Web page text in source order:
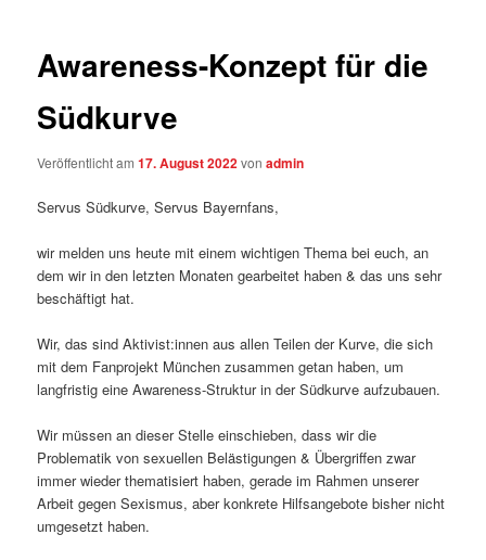
Awareness-Konzept für die
Südkurve
Veröffentlicht am17. August 2022vonadmin
Servus Südkurve, Servus Bayernfans,
wir melden uns heute mit einem wichtigen Thema bei euch, an
dem wir in den letzten Monaten gearbeitet haben & das uns sehr
beschäftigt hat.
Wir, das sind Aktivist:innen aus allen Teilen der Kurve, die sich
mit dem Fanprojekt München zusammen getan haben, um
langfristig eine Awareness-Struktur in der Südkurve aufzubauen.
Wir müssen an dieser Stelle einschieben, dass wir die
Problematik von sexuellen Belästigungen & Übergriffen zwar
immer wieder thematisiert haben, gerade im Rahmen unserer
Arbeit gegen Sexismus, aber konkrete Hilfsangebote bisher nicht
umgesetzt haben.